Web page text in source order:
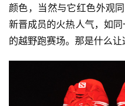
颜色，当然与它红色外观
新晋成员的火热人气，如
的越野跑赛场。那是什么让